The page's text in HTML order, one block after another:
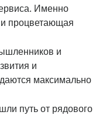
Именно
процветающая
и
и
максимально
путь от рядового